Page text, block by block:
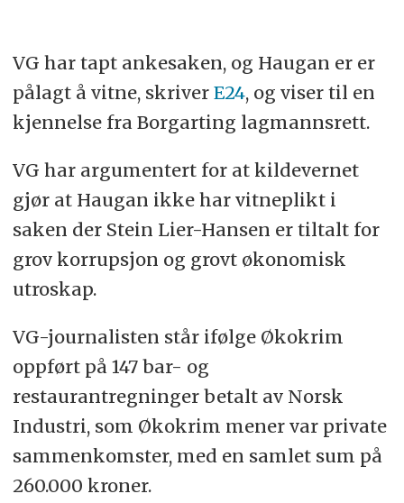
VG har tapt ankesaken, og Haugan er er
pålagt å vitne, skriver E24, og viser til en
kjennelse fra Borgarting lagmannsrett.
VG har argumentert for at kildevernet
gjør at Haugan ikke har vitneplikt i
saken der Stein Lier-Hansen er tiltalt for
grov korrupsjon og grovt økonomisk
utroskap.
VG-journalisten står ifølge Økokrim
oppført på 147 bar- og
restaurantregninger betalt av Norsk
Industri, som Økokrim mener var private
sammenkomster, med en samlet sum på
260.000 kroner.